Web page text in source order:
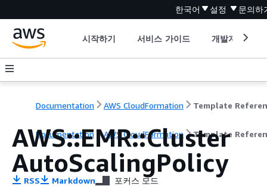
한국어 설정 문의하
시작하기 서비스 가이드 개발자 도구
Documentation AWS CloudFormation Template
Documentation AWS CloudFormation Template
AWS::EMR::Cluster
AutoScalingPolicy
RSS Markdown 포커스 모드